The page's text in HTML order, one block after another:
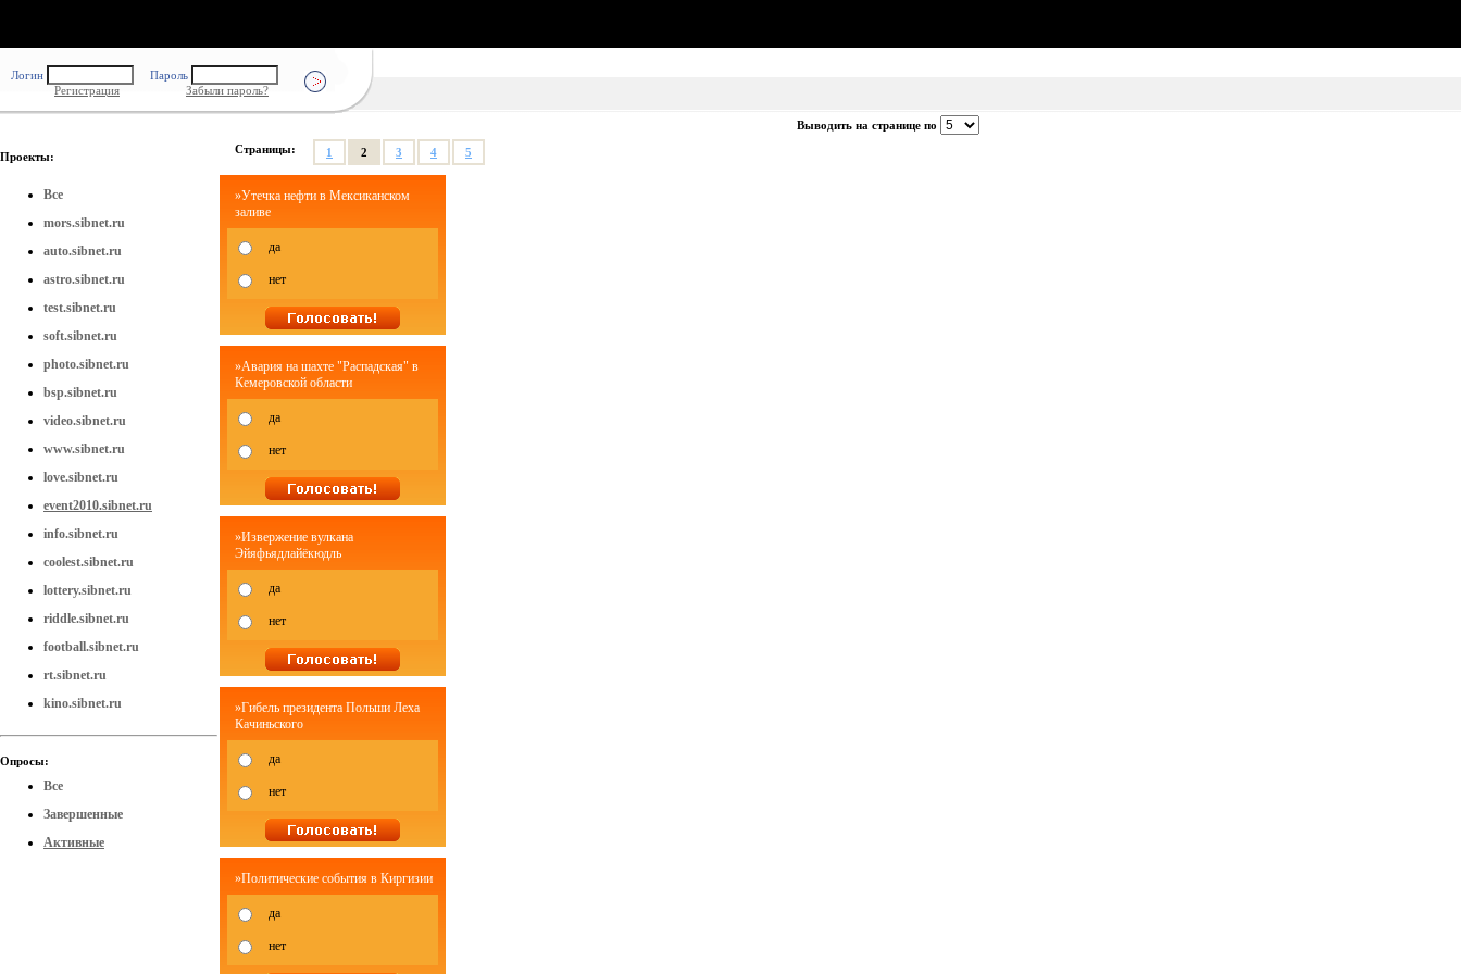
Логин
Регистрация
Пароль
Забыли пароль?
Проекты:
Все
mors.sibnet.ru
auto.sibnet.ru
astro.sibnet.ru
test.sibnet.ru
soft.sibnet.ru
photo.sibnet.ru
bsp.sibnet.ru
video.sibnet.ru
www.sibnet.ru
love.sibnet.ru
event2010.sibnet.ru
info.sibnet.ru
coolest.sibnet.ru
lottery.sibnet.ru
riddle.sibnet.ru
football.sibnet.ru
rt.sibnet.ru
kino.sibnet.ru
Опросы:
Все
Завершенные
Активные
Выводить на странице по
Страницы: 1 2 3 4 5
»Утечка нефти в Мексиканском
заливе
да
нет
»Авария на шахте "Распадская" в
Кемеровской области
да
нет
»Извержение вулкана
Эйяфьядлайёкюдль
да
нет
»Гибель президента Польши Леха
Качиньского
да
нет
»Политические события в Киргизии
да
нет